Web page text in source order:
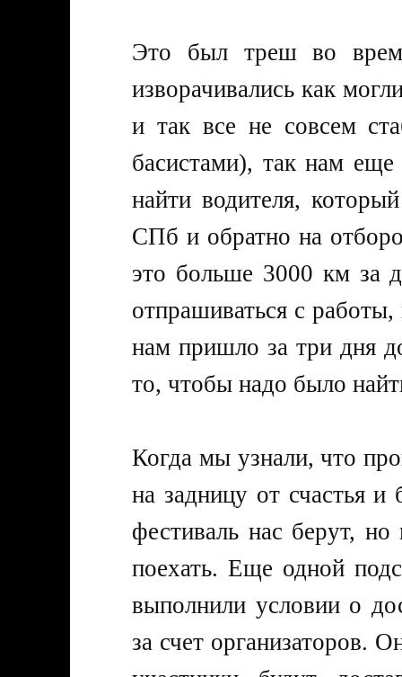
Это был треш во
изворачивались как
и так все не совсем
басистами), так нам
найти водителя,
СПб и обратно на
это больше 3000 км за
отпрашиваться с
нам пришло за три дня
то, чтобы надо было
Когда мы узнали, что
на задницу от счастья и
фестиваль нас берут,
поехать. Еще одной
выполнили условии о
за счет организаторов.